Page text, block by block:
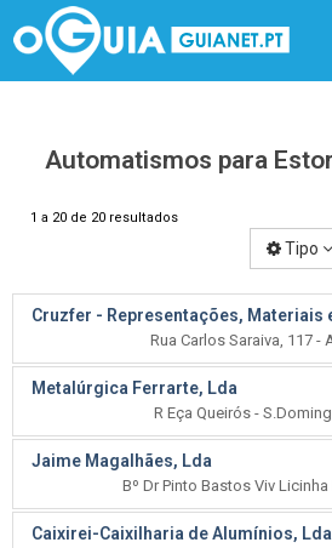
Automatismos para
1 a 20 de 20 resultados
Tipo
Cruzfer - Representações, Materiais
Rua Carlos Saraiva, 117 -
Metalúrgica Ferrarte, Lda
R Eça Queirós -
Jaime Magalhães, Lda
Bº Dr Pinto Bastos Viv Licinha
Caixirei-Caixilharia de Alumínios, Lda